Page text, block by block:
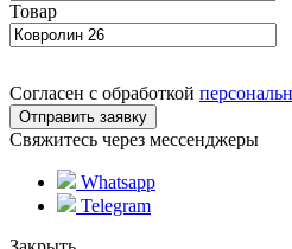
Товар
Согласен с обработкой
Свяжитесь через мессенджеры
Whatsapp
Telegram